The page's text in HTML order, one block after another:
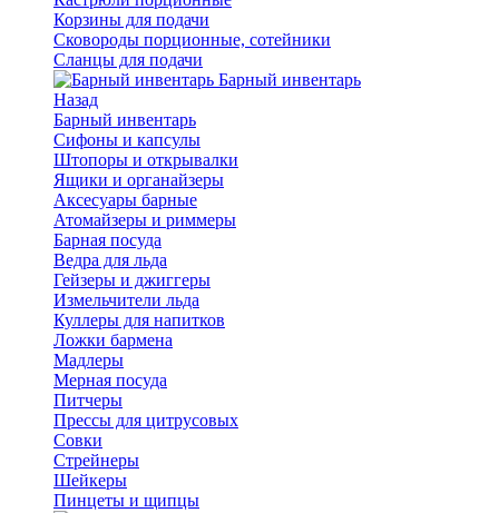
Корзины для подачи
Сковороды порционные, сотейники
Сланцы для подачи
Барный инвентарь
Назад
Барный инвентарь
Сифоны и капсулы
Штопоры и открывалки
Ящики и органайзеры
Аксесуары барные
Атомайзеры и риммеры
Барная посуда
Ведра для льда
Гейзеры и джиггеры
Измельчители льда
Куллеры для напитков
Ложки бармена
Мадлеры
Мерная посуда
Питчеры
Прессы для цитрусовых
Совки
Стрейнеры
Шейкеры
Пинцеты и щипцы